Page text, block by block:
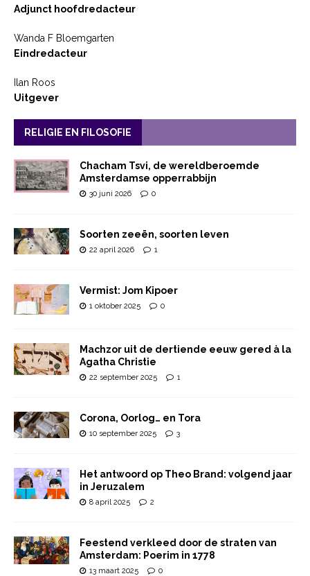
Adjunct hoofdredacteur
Wanda F Bloemgarten
Eindredacteur
Ilan Roos
Uitgever
RELIGIE EN FILOSOFIE
Chacham Tsvi, de wereldberoemde
Amsterdamse opperrabbijn
30 juni 2026 0
Soorten zeeën, soorten leven
22 april 2026 1
Vermist: Jom Kipoer
1 oktober 2025 0
Machzor uit de dertiende eeuw gered à la
Agatha Christie
22 september 2025 1
Corona, Oorlog… en Tora
10 september 2025 3
Het antwoord op Theo Brand: volgend jaar
in Jeruzalem
8 april 2025 2
Feestend verkleed door de straten van
Amsterdam: Poerim in 1778
13 maart 2025 0